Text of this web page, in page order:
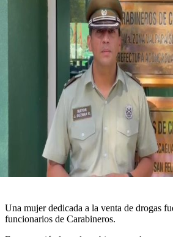
Una mujer dedicada a la venta de drogas
funcionarios de Carabineros.